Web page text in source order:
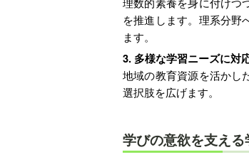
を推進します。理系分野
ます。
多様な学習ニーズに対
地域の教育資源を活かし
選択肢を広げます。
学びの意欲を支え